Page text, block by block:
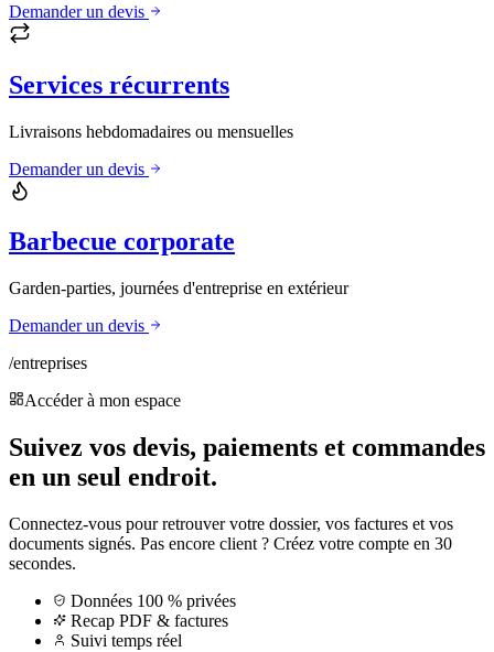
Demander un devis
Services récurrents
Livraisons hebdomadaires ou mensuelles
Demander un devis
Barbecue corporate
Garden-parties, journées d'entreprise en extérieur
Demander un devis
/entreprises
Accéder à mon espace
Suivez vos devis, paiements et commandes
en un seul endroit.
Connectez-vous pour retrouver votre dossier, vos factures et vos
documents signés. Pas encore client ? Créez votre compte en 30
secondes.
Données 100 % privées
Recap PDF & factures
Suivi temps réel